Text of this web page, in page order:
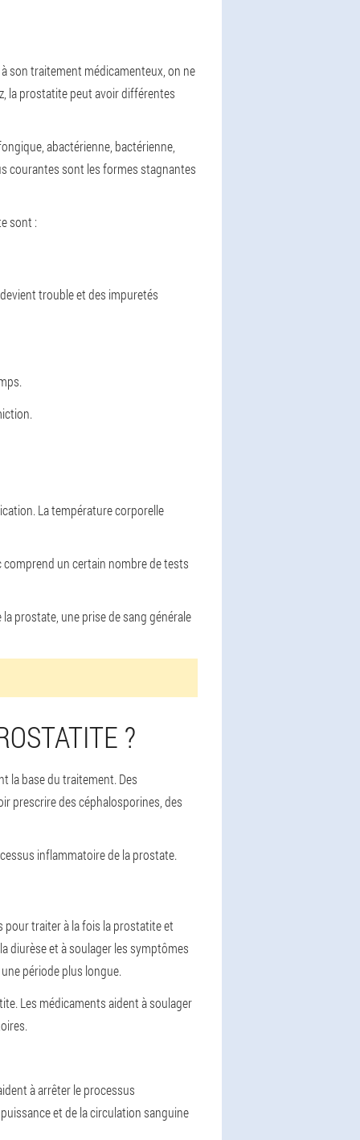
son traitement médicamenteux, on ne
la prostatite peut avoir différentes
abactérienne, bactérienne,
courantes sont les formes stagnantes
sont :
trouble et des impuretés
La température corporelle
un certain nombre de tests
prostate, une prise de sang générale
?
la base du traitement. Des
prescrire des céphalosporines, des
inflammatoire de la prostate.
traiter à la fois la prostatite et
diurèse et à soulager les symptômes
période plus longue.
Les médicaments aident à soulager
à arrêter le processus
et de la circulation sanguine